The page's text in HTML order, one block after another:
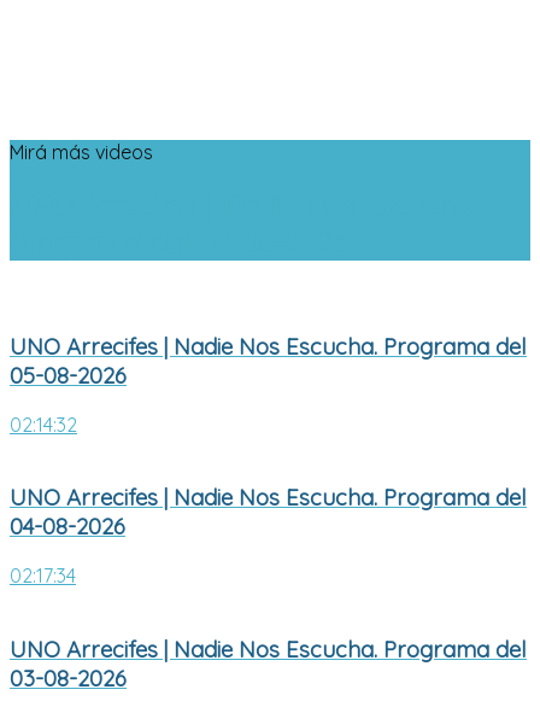
Mirá más videos
UNO Arrecifes | Nadie Nos Escucha. Programa del
05-08-2026
02:14:32
UNO Arrecifes | Nadie Nos Escucha. Programa del
04-08-2026
02:17:34
UNO Arrecifes | Nadie Nos Escucha. Programa del
03-08-2026